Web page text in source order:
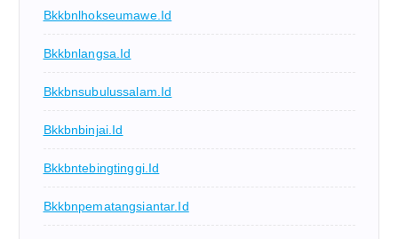
Bkkbnlhokseumawe.id
Bkkbnlangsa.id
Bkkbnsubulussalam.id
Bkkbnbinjai.id
Bkkbntebingtinggi.id
Bkkbnpematangsiantar.id